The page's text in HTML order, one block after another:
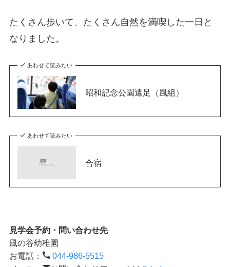
たくさん歩いて、たくさん自然を満喫した一日と
なりました。
あわせて読みたい
昭和記念公園遠足（風組）
あわせて読みたい
合宿
見学会予約・問い合わせ先
風の谷幼稚園
お電話：
044-986-5515